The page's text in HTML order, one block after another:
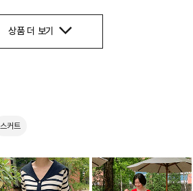
상품 더 보기
스커트